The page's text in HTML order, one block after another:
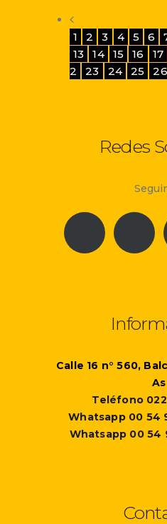
1 2 3 4 5 6
13
14 15 16 17
2
23 24 25 26
Redes
Calle 16 n° 560,
As
Teléfono
Whatsapp 00 54
Whatsapp 00 54